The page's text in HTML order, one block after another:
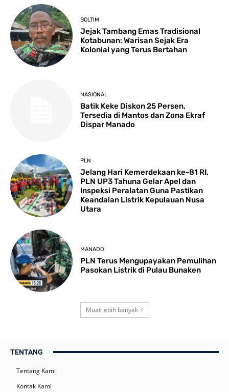
BOLTIM
Jejak Tambang Emas Tradisional
Kotabunan: Warisan Sejak Era
Kolonial yang Terus Bertahan
NASIONAL
Batik Keke Diskon 25 Persen,
Tersedia di Mantos dan Zona Ekraf
Dispar Manado
PLN
Jelang Hari Kemerdekaan ke-81 RI,
PLN UP3 Tahuna Gelar Apel dan
Inspeksi Peralatan Guna Pastikan
Keandalan Listrik Kepulauan Nusa
Utara
MANADO
PLN Terus Mengupayakan Pemulihan
Pasokan Listrik di Pulau Bunaken
Muat lebih banyak
TENTANG
Tentang Kami
Kontak Kami